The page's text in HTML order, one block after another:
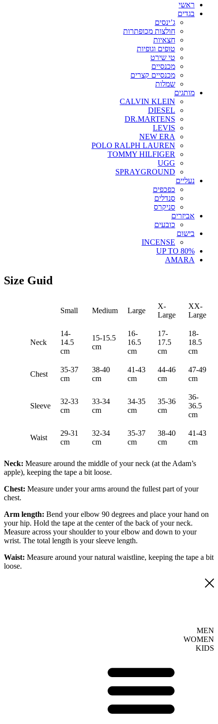
ראשי
בגדים
ג’ינסים
חולצות מכופתרות
חצאיות
טופים וגופיות
טי שירט
מכנסיים
מכנסיים קצרים
שמלות
מותגים
CALVIN KLEIN
DIESEL
DR.MARTENS
LEVIS
NEW ERA
POLO RALPH LAUREN
TOMMY HILFIGER
UGG
SPRAYGROUND
נעליים
כפכפים
סנדלים
סניקרס
אביזרים
כובעים
בישום
INCENSE
UP TO 80%
AMARA
Size Guid
Small Medium Large
X-
Large
XX-
Large
Neck
14-
14.5
cm
15-15.5
cm
16-
16.5
cm
17-
17.5
cm
18-
18.5
cm
Chest
35-37
cm
38-40
cm
41-43
cm
44-46
cm
47-49
cm
Sleeve
32-33
cm
33-34
cm
34-35
cm
35-36
cm
36-
36.5
cm
Waist
29-31
cm
32-34
cm
35-37
cm
38-40
cm
41-43
cm
Neck: Measure around the middle of your neck (at the Adam’s
apple), keeping the tape a bit loose.
Chest: Measure under your arms around the fullest part of your
chest.
Arm length: Bend your elbow 90 degrees and place your hand on
your hip. Hold the tape at the center of the back of your neck.
Measure across your shoulder to your elbow and down to your
wrist. The total length is your sleeve length.
Waist: Measure around your natural waistline, keeping the tape a bit
loose.
MEN
WOMEN
KIDS